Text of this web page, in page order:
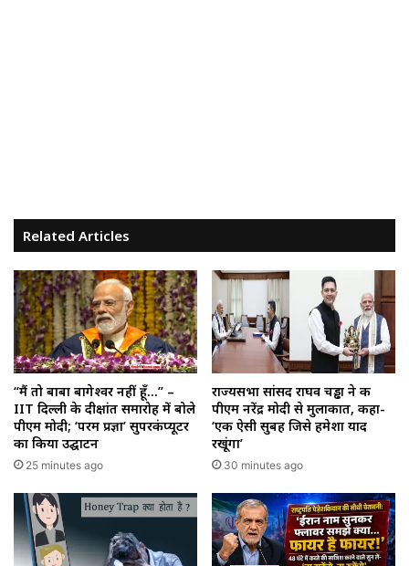
Related Articles
“मैं तो बाबा बागेश्वर नहीं हूँ…” –
IIT दिल्ली के दीक्षांत समारोह में बोले
पीएम मोदी; ‘परम प्रज्ञा’ सुपरकंप्यूटर
का किया उद्घाटन
25 minutes ago
राज्यसभा सांसद राघव चड्ढा ने की
पीएम नरेंद्र मोदी से मुलाकात, कहा-
‘एक ऐसी सुबह जिसे हमेशा याद
रखूंगा’
30 minutes ago